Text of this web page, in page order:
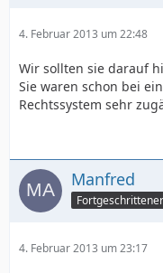
4. Februar 2013 um 22:48
Wir sollten sie darauf
Sie waren schon bei
Rechtssystem sehr
Manfred
Fortgeschrittener
4. Februar 2013 um 23:17